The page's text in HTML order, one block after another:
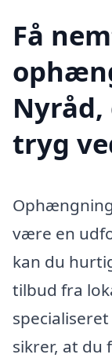
Få
tryg
være en
kan du
tilbud fra
sikrer, at du